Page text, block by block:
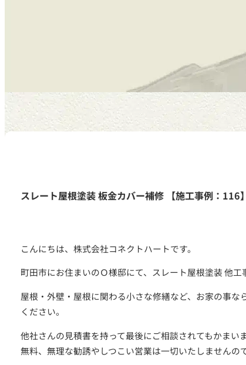
スレート屋根塗装 板金カバー補修 【施工事例：116】
こんにちは、株式会社コネクトハートです。
町田市にお住まいのＯ様邸にて、スレート屋根塗装 他工
屋根・外壁・屋根に関わる小さな修繕など、お家の事
ください。
他社さんの見積書を持って最後にご相談されてもかまい
無料、無理な勧誘やしつこい営業は一切いたしませんの